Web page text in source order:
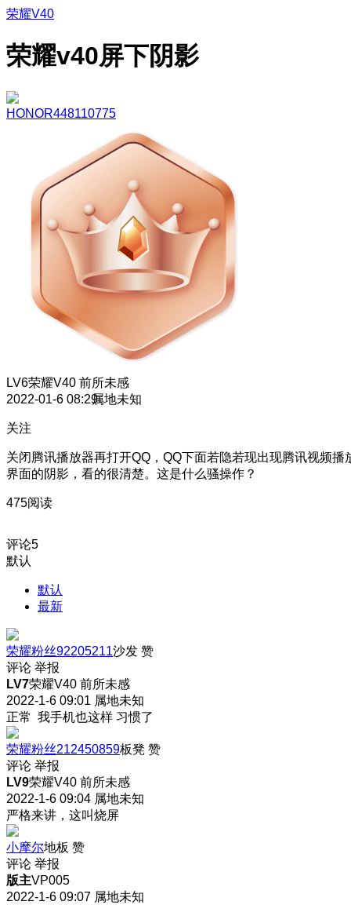
荣耀V40
荣耀v40屏下阴影
HONOR448110775
LV6荣耀V40 前所未感
2022-01-6 08:29属地未知
关注
关闭腾讯播放器再打开QQ，QQ下面若隐若现出现腾讯视频播
界面的阴影，看的很清楚。这是什么骚操作？
475阅读
评论5
默认
默认
最新
荣耀粉丝92205211沙发 赞
评论 举报
LV7荣耀V40 前所未感
2022-1-6 09:01 属地未知
正常 我手机也这样 习惯了
荣耀粉丝212450859板凳 赞
评论 举报
LV9荣耀V40 前所未感
2022-1-6 09:04 属地未知
严格来讲，这叫烧屏
小摩尔地板 赞
评论 举报
版主VP005
2022-1-6 09:07 属地未知